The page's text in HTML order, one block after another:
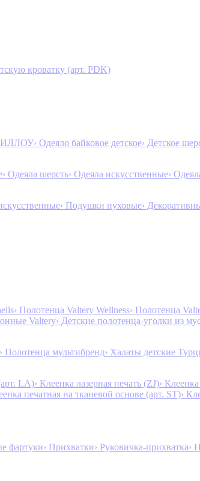
кроватку (арт. PDK)
ПИЛЛОУ› Одеяло байковое детское› Детское
› Одеяла шерсть› Одеяла искусственные›
› Подушки пуховые›
› Полотенца Valtery Wellness› Полотенца
Valtery› Детские полотенца-уголки из
› Полотенца мультибренд› Халаты детские
LA)› Клеенка лазерная печать (ZJ)›
печатная на тканевой основе (арт. ST)›
фартуки› Прихватки› Руковичка-прихватка›